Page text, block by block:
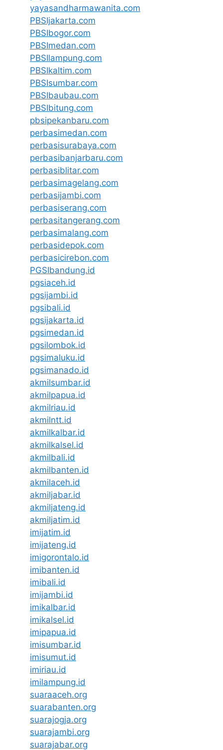
yayasandharmawanita.com
PBSIjakarta.com
PBSIbogor.com
PBSImedan.com
PBSIlampung.com
PBSIkaltim.com
PBSIsumbar.com
PBSIbaubau.com
PBSIbitung.com
pbsipekanbaru.com
perbasimedan.com
perbasisurabaya.com
perbasibanjarbaru.com
perbasiblitar.com
perbasimagelang.com
perbasijambi.com
perbasiserang.com
perbasitangerang.com
perbasimalang.com
perbasidepok.com
perbasicirebon.com
PGSIbandung.id
pgsiaceh.id
pgsijambi.id
pgsibali.id
pgsijakarta.id
pgsimedan.id
pgsilombok.id
pgsimaluku.id
pgsimanado.id
akmilsumbar.id
akmilpapua.id
akmilriau.id
akmilntt.id
akmilkalbar.id
akmilkalsel.id
akmilbali.id
akmilbanten.id
akmilaceh.id
akmiljabar.id
akmiljateng.id
akmiljatim.id
imijatim.id
imijateng.id
imigorontalo.id
imibanten.id
imibali.id
imijambi.id
imikalbar.id
imikalsel.id
imipapua.id
imisumbar.id
imisumut.id
imiriau.id
imilampung.id
suaraaceh.org
suarabanten.org
suarajogja.org
suarajambi.org
suarajabar.org